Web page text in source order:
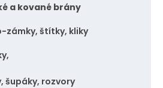
a kované brány
zámky, štítky, kliky
šupáky, rozvory